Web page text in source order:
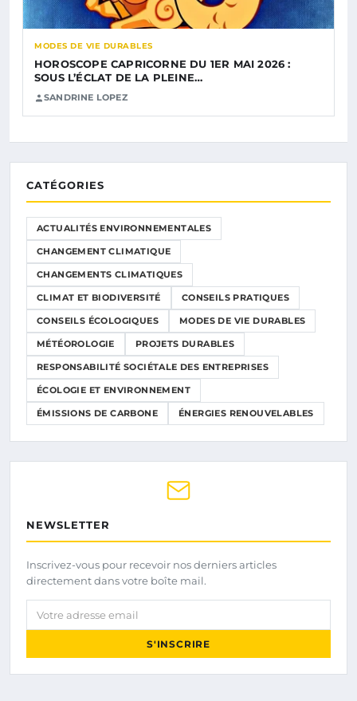
MODES DE VIE DURABLES
HOROSCOPE CAPRICORNE DU 1ER MAI 2026 :
SOUS L’ÉCLAT DE LA PLEINE…
SANDRINE LOPEZ
CATÉGORIES
ACTUALITÉS ENVIRONNEMENTALES
CHANGEMENT CLIMATIQUE
CHANGEMENTS CLIMATIQUES
CLIMAT ET BIODIVERSITÉ CONSEILS PRATIQUES
CONSEILS ÉCOLOGIQUES MODES DE VIE DURABLES
MÉTÉOROLOGIE PROJETS DURABLES
RESPONSABILITÉ SOCIÉTALE DES ENTREPRISES
ÉCOLOGIE ET ENVIRONNEMENT
ÉMISSIONS DE CARBONE ÉNERGIES RENOUVELABLES
NEWSLETTER
Inscrivez-vous pour recevoir nos derniers articles
directement dans votre boîte mail.
Votre adresse email
S'INSCRIRE